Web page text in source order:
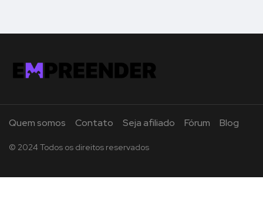
Quem somos Contato Seja afiliado Fórum Blog
© 2024 Todos os direitos reservados